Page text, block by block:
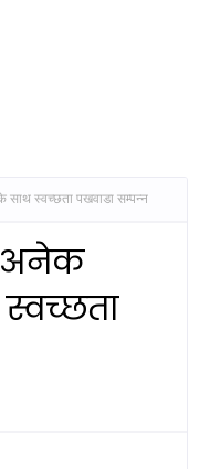
स्वच्छता पखवाडा सम्पन्न
अनेक